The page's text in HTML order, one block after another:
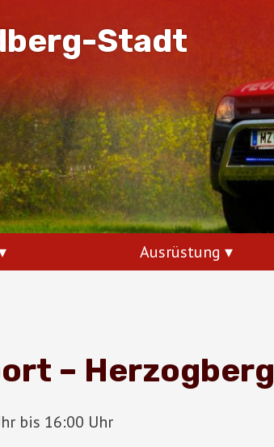
Stadt
Ausrüstung
– Herzogberg
bis 16:00 Uhr